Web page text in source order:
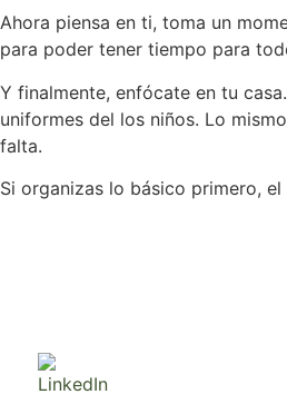
Ahora piensa en ti, toma un
para poder tener tiempo para
Y finalmente, enfócate en tu
uniformes del los niños. Lo
falta.
Si organizas lo básico primero,